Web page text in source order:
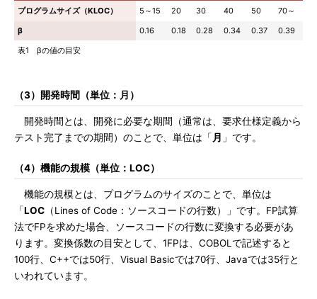
プログラムサイズ（KLOC） 5～15 20 30 40 50
70～
β
0.16 0.18 0.28 0.34 0.37
0.39
表1 βの値の目安
（3）開発時間（単位：月）
開発時間とは、開発に必要な期間（通常は、要求仕様定義から
テスト完了までの期間）のことで、単位は「 月 」です。
（4）機能の規模（単位：LOC）
機能の規模とは、プログラムのサイズのことで、単位は
「LOC （Lines of Code：ソースコードの行数）」です。FP試算
法でFPを求めた場合、ソースコードの行数に変換する必要があ
ります。変換係数の目安として、1FPは、COBOLで記述すると
100行、C++では50行、Visual Basicでは70行、Javaでは35行と
いわれています。